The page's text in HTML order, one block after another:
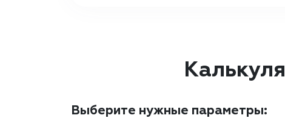
Выберите нужные параметры: